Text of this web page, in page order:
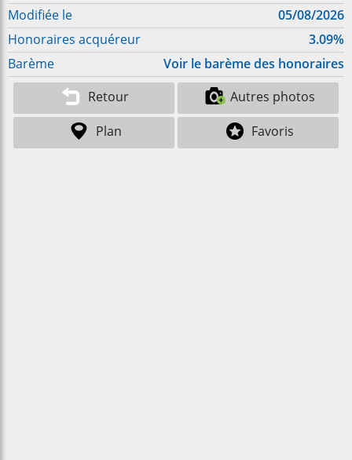
Modifiée le
05/08/2026
Honoraires acquéreur
3.09%
Barème
Voir le barème des honoraires
Retour
Autres photos
Plan
Favoris